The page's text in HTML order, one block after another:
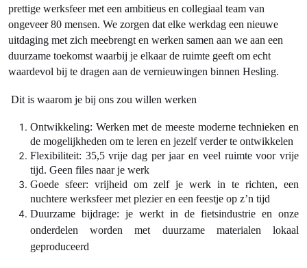
prettige werksfeer met een ambitieus en collegiaal team van
ongeveer 80 mensen. We zorgen dat elke werkdag een nieuwe
uitdaging met zich meebrengt en werken samen aan we aan een
duurzame toekomst waarbij je elkaar de ruimte geeft om echt
waardevol bij te dragen aan de vernieuwingen binnen Hesling.
Dit is waarom je bij ons zou willen werken
Ontwikkeling: Werken met de meeste moderne technieken en
de mogelijkheden om te leren en jezelf verder te ontwikkelen
Flexibiliteit: 35,5 vrije dag per jaar en veel ruimte voor vrije
tijd. Geen files naar je werk
Goede sfeer: vrijheid om zelf je werk in te richten, een
nuchtere werksfeer met plezier en een feestje op z’n tijd
Duurzame bijdrage: je werkt in de fietsindustrie en onze
onderdelen worden met duurzame materialen lokaal
geproduceerd